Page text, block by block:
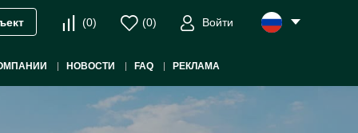
(0) (0) Войти
НОВОСТИ FAQ РЕКЛАМА